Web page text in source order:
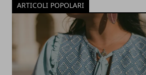
ARTICOLI POPOLARI